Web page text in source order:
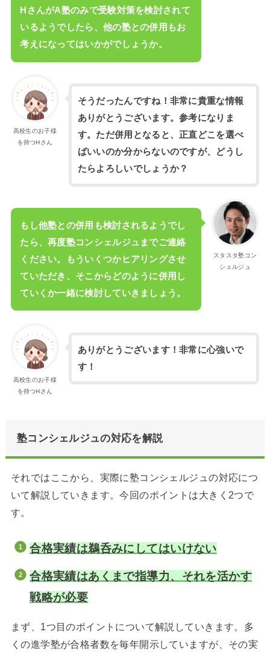
HさんがA塾のみで受験対策を検討されて
いるようでしたら、他の塾との併用もお
考えになってはいかがでしょうか。
高校生のお子様
を持つHさん
そうだったんですね！非常に貴重な情報
ありがとうございます。参考になりま
す。ただ併用となると、正直どこを選べ
ばいいのか分からないのですが、どうし
たらよろしいでしょうか？
スタスタ塾コン
シェルジュ
もし他塾との併用も検討されるようでし
たら、再度塾コンシェルジュまでご連絡
ください。もういくつかヒアリングさせ
ていただき、そこからどのように併用し
ていくか一緒に検討していきましょう。
高校生のお子様
を持つHさん
ありがとうございます！非常に心強いで
す！
塾コンシェルジュの対応を解説
それではここから、実際に塾コンシェルジュの対応につ
いて解説していきます。今回のポイントは大きく2つで
す。
合格実績は鵜呑みにしてはいけない
合格実績はあくまで指導力、それを活かす
戦略が必要
まず、1つ目のポイントについて解説していきます。多
くの進学塾が合格者数を毎年開示していますが、その実